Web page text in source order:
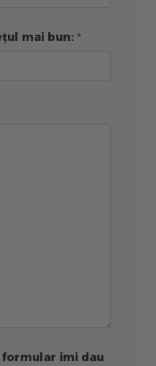
mai bun:
imi dau